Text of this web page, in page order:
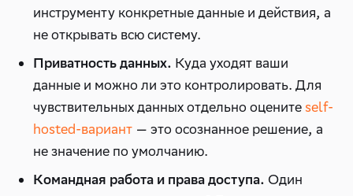
инструменту конкретные данные и действия, а
не открывать всю систему.
Приватность данных. Куда уходят ваши
данные и можно ли это контролировать. Для
чувствительных данных отдельно оцените self-
hosted-вариант — это осознанное решение, а
не значение по умолчанию.
Командная работа и права доступа. Один